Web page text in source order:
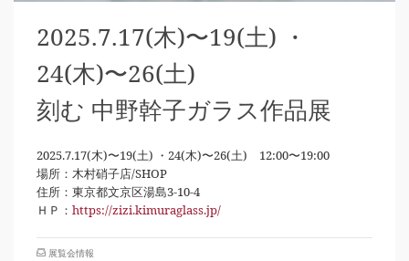
2025.7.17(木)〜19(土) ・
24(木)〜26(土)
刻む 中野幹子ガラス作品展
2025.7.17(木)〜19(土) ・24(木)〜26(土) 12:00〜19:00
場所：木村硝子店/SHOP
住所：東京都文京区湯島3-10-4
ＨＰ： https://zizi.kimuraglass.jp/
展覧会情報